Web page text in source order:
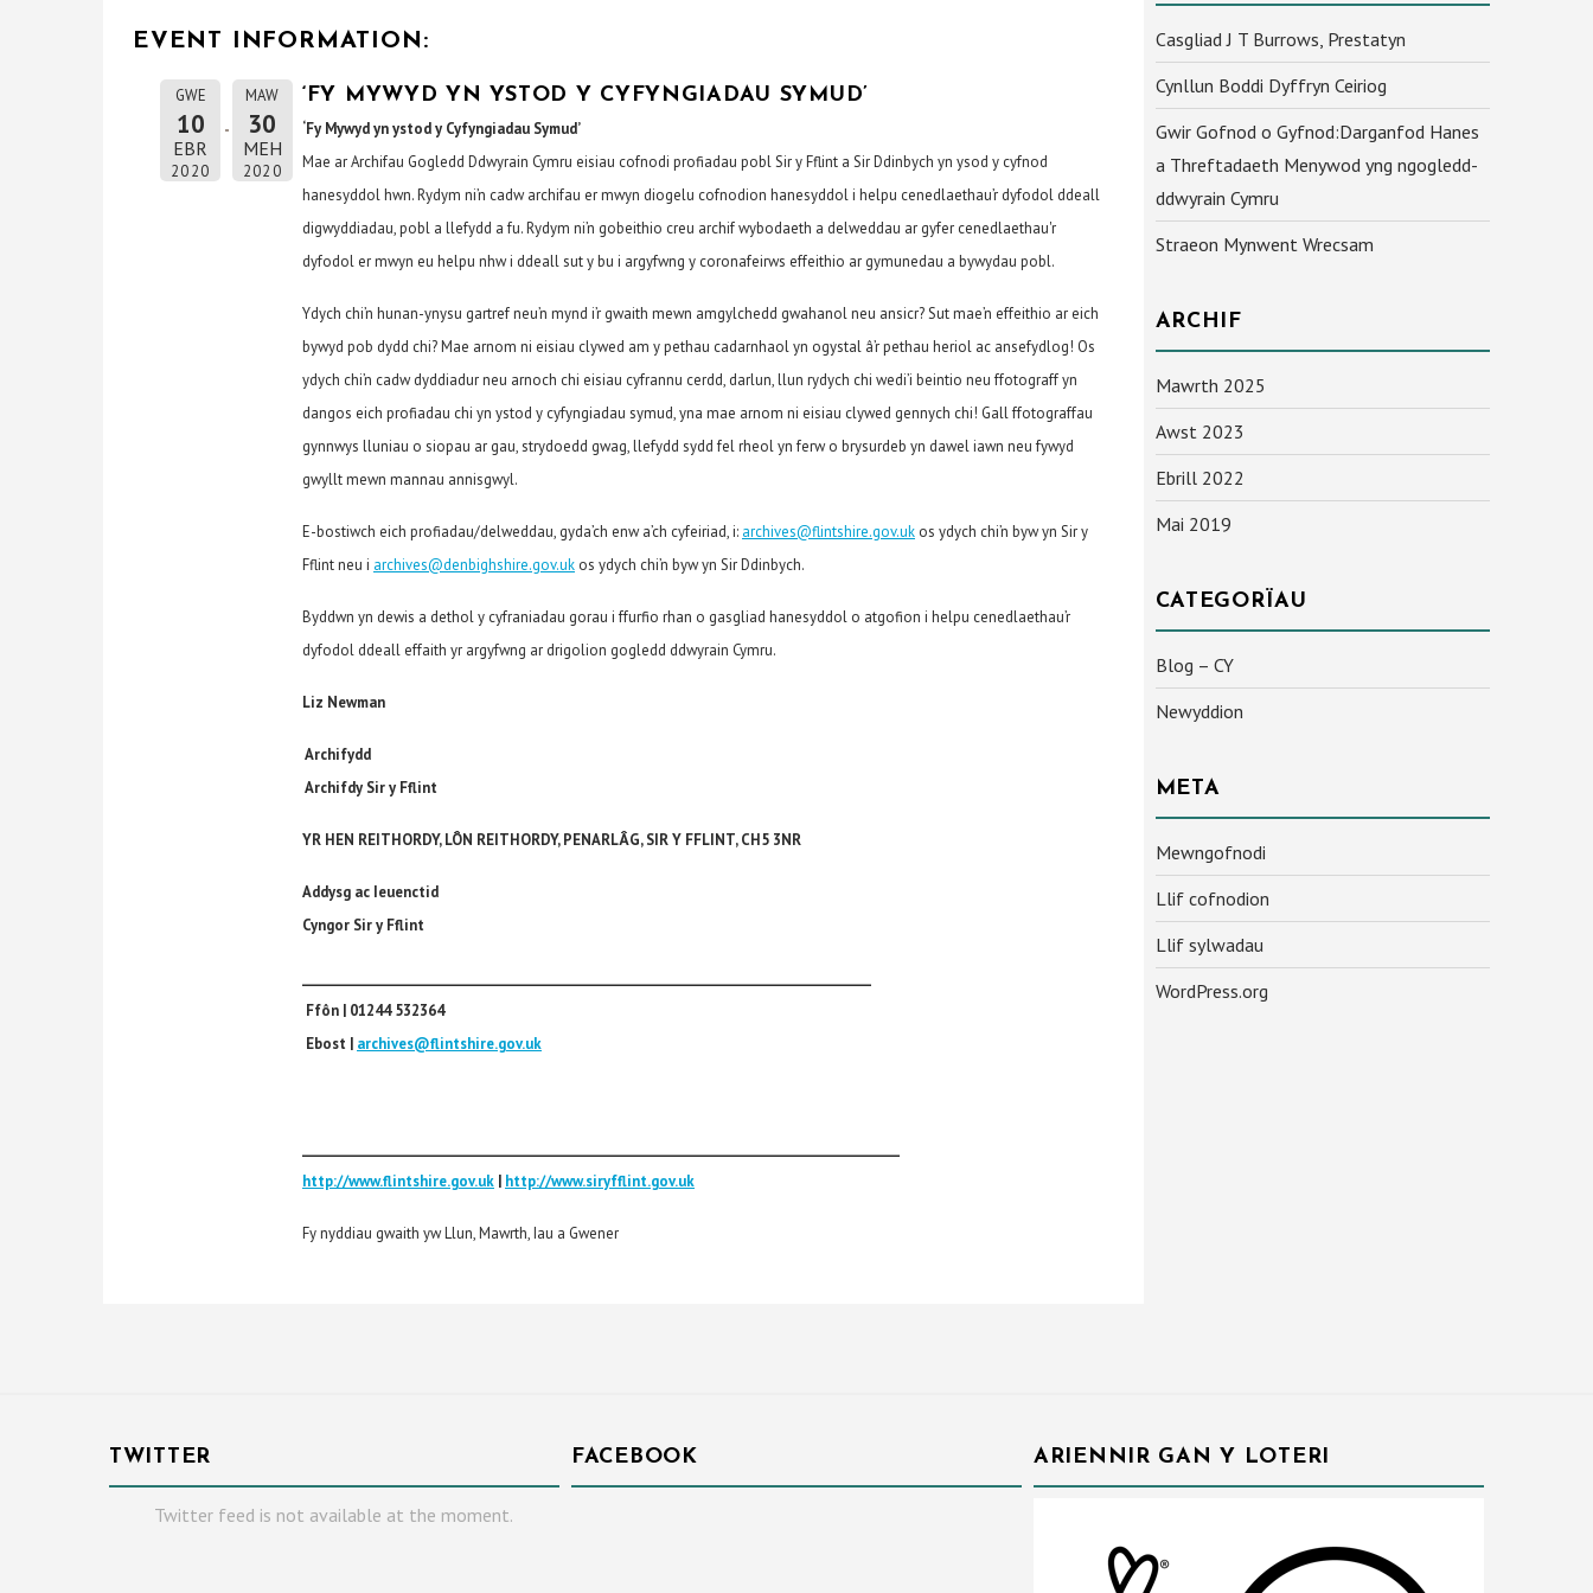
EVENT INFORMATION:
GWE
10
EBR
2020
MAW
30
MEH
2020
‘FY MYWYD YN YSTOD Y CYFYNGIADAU SYMUD’
‘Fy Mywyd yn ystod y Cyfyngiadau Symud’
Mae ar Archifau Gogledd Ddwyrain Cymru eisiau cofnodi profiadau pobl Sir y Fflint a Sir Ddinbych yn ysod y cyfnod
hanesyddol hwn. Rydym ni’n cadw archifau er mwyn diogelu cofnodion hanesyddol i helpu cenedlaethau’r dyfodol ddeall
digwyddiadau, pobl a llefydd a fu. Rydym ni’n gobeithio creu archif wybodaeth a delweddau ar gyfer cenedlaethau'r
dyfodol er mwyn eu helpu nhw i ddeall sut y bu i argyfwng y coronafeirws effeithio ar gymunedau a bywydau pobl.
Ydych chi’n hunan-ynysu gartref neu’n mynd i’r gwaith mewn amgylchedd gwahanol neu ansicr? Sut mae’n effeithio ar eich
bywyd pob dydd chi? Mae arnom ni eisiau clywed am y pethau cadarnhaol yn ogystal â’r pethau heriol ac ansefydlog! Os
ydych chi’n cadw dyddiadur neu arnoch chi eisiau cyfrannu cerdd, darlun, llun rydych chi wedi’i beintio neu ffotograff yn
dangos eich profiadau chi yn ystod y cyfyngiadau symud, yna mae arnom ni eisiau clywed gennych chi! Gall ffotograffau
gynnwys lluniau o siopau ar gau, strydoedd gwag, llefydd sydd fel rheol yn ferw o brysurdeb yn dawel iawn neu fywyd
gwyllt mewn mannau annisgwyl.
E-bostiwch eich profiadau/delweddau, gyda’ch enw a’ch cyfeiriad, i: archives@flintshire.gov.uk os ydych chi’n byw yn Sir y
Fflint neu i archives@denbighshire.gov.uk os ydych chi’n byw yn Sir Ddinbych.
Byddwn yn dewis a dethol y cyfraniadau gorau i ffurfio rhan o gasgliad hanesyddol o atgofion i helpu cenedlaethau’r
dyfodol ddeall effaith yr argyfwng ar drigolion gogledd ddwyrain Cymru.
Liz Newman
Archifydd
Archifdy Sir y Fflint
YR HEN REITHORDY, LÔN REITHORDY, PENARLÂG, SIR Y FFLINT, CH5 3NR
Addysg ac Ieuenctid
Cyngor Sir y Fflint
Ffôn | 01244 532364
Ebost | archives@flintshire.gov.uk
http://www.flintshire.gov.uk | http://www.siryfflint.gov.uk
Fy nyddiau gwaith yw Llun, Mawrth, Iau a Gwener
Casgliad J T Burrows, Prestatyn
Cynllun Boddi Dyffryn Ceiriog
Gwir Gofnod o Gyfnod:Darganfod Hanes
a Threftadaeth Menywod yng ngogledd-
ddwyrain Cymru
Straeon Mynwent Wrecsam
ARCHIF
Mawrth 2025
Awst 2023
Ebrill 2022
Mai 2019
CATEGORÏAU
Blog – CY
Newyddion
META
Mewngofnodi
Llif cofnodion
Llif sylwadau
WordPress.org
TWITTER
Twitter feed is not available at the moment.
FACEBOOK ARIENNIR GAN Y LOTERI